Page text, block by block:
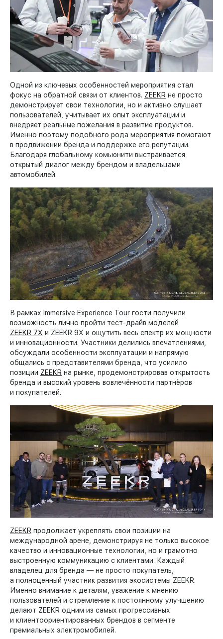
Одной из ключевых особенностей мероприятия стал
фокус на обратной связи от клиентов. ZEEKR не просто
демонстрирует свои технологии, но и активно слушает
пользователей, учитывает их опыт эксплуатации и
внедряет реальные пожелания в развитие продуктов.
Именно поэтому подобного рода мероприятия помогают
в продвижении бренда и поддержке его репутации.
Благодаря глобальному комьюнити выстраивается
открытый диалог между брендом и владельцами
автомобилей.
В рамках Immersive Experience Tour гости получили
возможность лично пройти тест-драйв моделей
ZEEKR 7X и ZEEKR 9X и ощутить весь спектр их мощности
и инновационности. Участники делились впечатлениями,
обсуждали особенности эксплуатации и напрямую
общались с представителями бренда, что усилило
позиции ZEEKR на рынке, продемонстрировав открытость
бренда и высокий уровень вовлечённости партнёров
и покупателей.
ZEEKR продолжает укреплять свои позиции на
международной арене, демонстрируя не только высокое
качество и инновационные технологии, но и грамотно
выстроенную коммуникацию с клиентами. Каждый
владелец для бренда — не просто покупатель,
а полноценный участник развития экосистемы ZEEKR.
Именно внимание к деталям, уважение к мнению
пользователей и стремление к постоянному улучшению
делают ZEEKR одним из самых прогрессивных
и клиентоориентированных брендов в сегменте
премиальных электромобилей.